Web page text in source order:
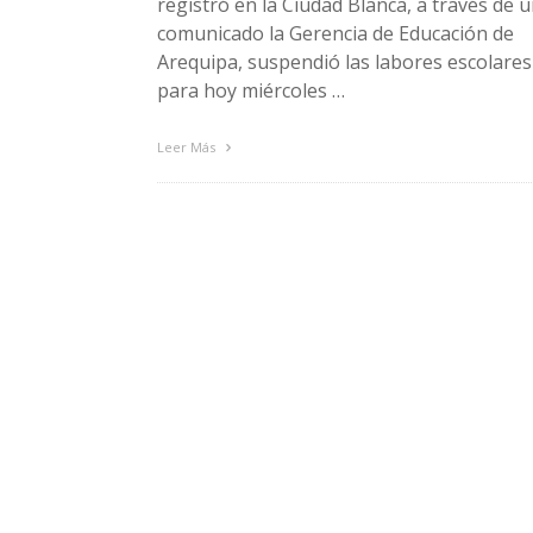
comunicado la Gerencia de Educación de
Arequipa, suspendió las labores escolares
para hoy miércoles …
Leer Más